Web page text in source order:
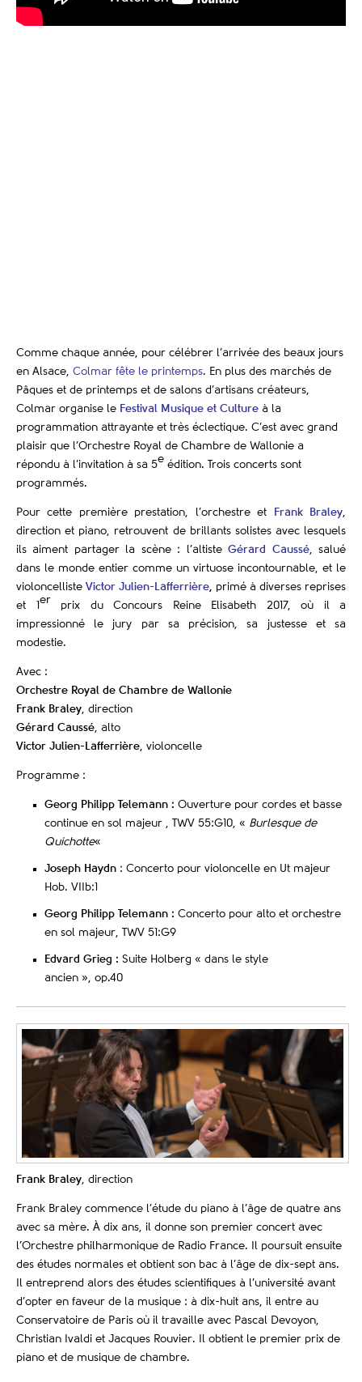
Comme chaque année, pour célébrer l’arrivée des beaux jours
en Alsace, Colmar fête le printemps. En plus des marchés de
Pâques et de printemps et de salons d’artisans créateurs,
Colmar organise le Festival Musique et Culture à la
programmation attrayante et très éclectique. C’est avec grand
plaisir que l’Orchestre Royal de Chambre de Wallonie a
répondu à l’invitation à sa 5e édition. Trois concerts sont
programmés.
Pour cette première prestation, l’orchestre et Frank Braley,
direction et piano, retrouvent de brillants solistes avec lesquels
ils aiment partager la scène : l’altisteGérard Caussé, salué
dans le monde entier comme un virtuose incontournable, et le
violoncelliste Victor Julien-Lafferrière, primé à diverses reprises
et 1 er prix du Concours Reine Elisabeth 2017, où il a
impressionné le jury par sa précision, sa justesse et sa
modestie.
Avec :
Orchestre Royal de Chambre de Wallonie
Frank Braley, direction
Gérard Caussé, alto
Victor Julien-Lafferrière, violoncelle
Programme :
Georg Philipp Telemann : Ouverture pour cordes et basse
continue en sol majeur , TWV 55:G10, « Burlesque de
Quichotte«
Joseph Haydn : Concerto pour violoncelle en Ut majeur
Hob. VIIb:1
Georg Philipp Telemann : Concerto pour alto et orchestre
en sol majeur, TWV 51:G9
Edvard Grieg : Suite Holberg « dans le style
ancien », op.40
Frank Braley direction
Frank Braley commence l’étude du piano à l’âge de quatre ans
avec sa mère. À dix ans, il donne son premier concert avec
l’Orchestre philharmonique de Radio France. Il poursuit ensuite
des études normales et obtient son bac à l’âge de dix-sept ans.
Il entreprend alors des études scientifiques à l’université avant
d’opter en faveur de la musique : à dix-huit ans, il entre au
Conservatoire de Paris où il travaille avec Pascal Devoyon,
Christian Ivaldi et Jacques Rouvier. Il obtient le premier prix de
piano et de musique de chambre.